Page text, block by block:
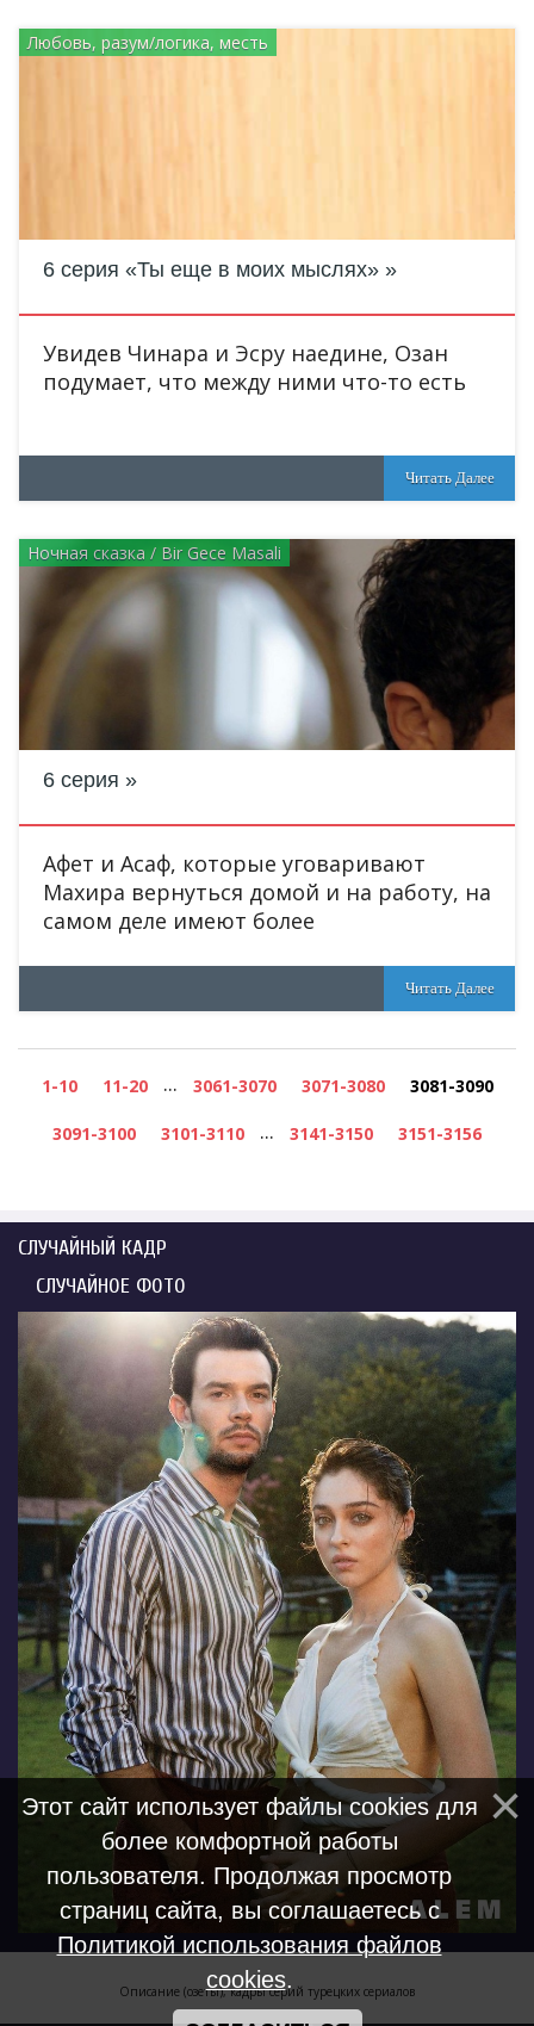
Любовь, разум/логика, месть
6 серия «Ты еще в моих мыслях»
Увидев Чинара и Эсру наедине, Озан
подумает, что между ними что-то есть
Читать Далее
Ночная сказка / Bir Gece Masali
6 серия
Афет и Асаф, которые уговаривают
Махира вернуться домой и на работу, на
самом деле имеют более
Читать Далее
1-10 11-20 ... 3061-3070 3071-3080 3081-3090
3091-3100 3101-3110 ... 3141-3150 3151-3156
СЛУЧАЙНЫЙ КАДР
СЛУЧАЙНОЕ ФОТО
Описание (озеты), кадры серий турецких сериалов
Этот сайт использует файлы cookies для
более комфортной работы
пользователя. Продолжая просмотр
страниц сайта, вы соглашаетесь с
Политикой использования файлов
cookies.